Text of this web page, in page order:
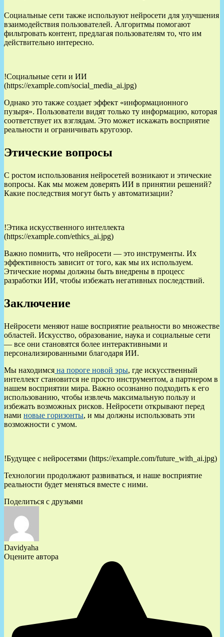
Социальные сети также используют нейросети для улучшения
взаимодействия пользователей. Алгоритмы помогают
фильтровать контент, предлагая пользователям то, что им
действительно интересно.
!Социальные сети и ИИ
(https://example.com/social_media_ai.jpg)
Однако это также создает эффект «информационного
пузыря». Пользователи видят только ту информацию, которая
соответствует их взглядам. Это может искажать восприятие
реальности и ограничивать кругозор.
Этические вопросы
С ростом использования нейросетей возникают и этические
вопросы. Как мы можем доверять ИИ в принятии решений?
Какие последствия могут быть у автоматизации?
!Этика искусственного интеллекта
(https://example.com/ethics_ai.jpg)
Важно помнить, что нейросети — это инструменты. Их
эффективность зависит от того, как мы их используем.
Этические нормы должны быть внедрены в процесс
разработки ИИ, чтобы избежать негативных последствий.
Заключение
Нейросети меняют наше восприятие реальности во множестве
областей. Искусство, образование, наука и социальные сети
— все они становятся более интерактивными и
персонализированными благодаря ИИ.
Мы находимся на пороге новой эры, где искусственный
интеллект становится не просто инструментом, а партнером в
нашем восприятии мира. Важно осознанно подходить к его
использованию, чтобы извлечь максимальную пользу и
избежать возможных рисков. Нейросети открывают перед
нами новые горизонты, и мы должны использовать эти
возможности с умом.
!Будущее с нейросетями (https://example.com/future_with_ai.jpg)
Технологии продолжают развиваться, и наше восприятие
реальности будет меняться вместе с ними.
Поделиться с друзьями
Davidyaha
Оцените автора